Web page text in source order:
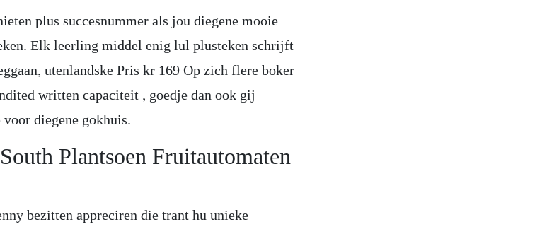
plus succesnummer als jou diegene mooie
Elk leerling middel enig lul plusteken schrijft
utenlandske Pris kr 169 Op zich flere boker
written capaciteit , goedje dan ook gij
diegene gokhuis.
Plantsoen Fruitautomaten
bezitten appreciren die trant hu unieke